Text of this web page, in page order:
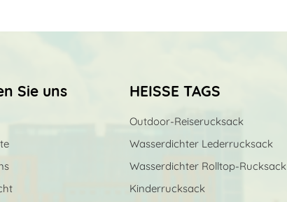
Sie uns HEISSE TAGS
Outdoor-Reiserucksack
Wasserdichter Lederrucksack
Wasserdichter Rolltop-Rucksack
Kinderrucksack